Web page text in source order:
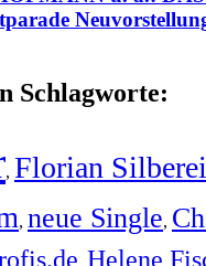
Schlagworte:
, Florian
, neue Single,
, Helene